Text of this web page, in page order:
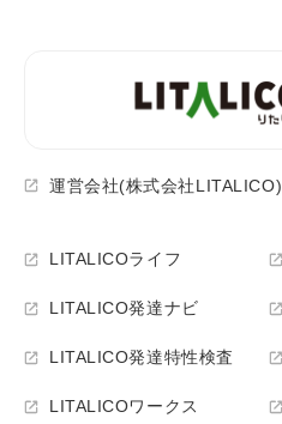
運営会社(株式会社LITALICO)
LITALICOライフ
LITALICO発達ナビ
LITALICO発達特性検査
LITALICOワークス